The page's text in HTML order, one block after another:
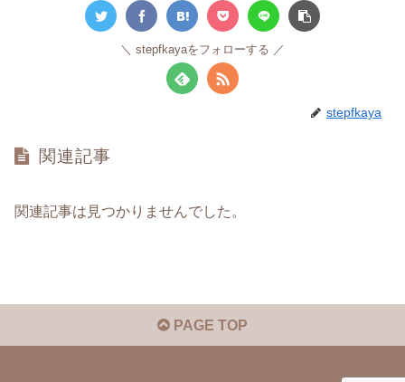
stepfkayaをフォローする
stepfkaya
関連記事
関連記事は見つかりませんでした。
PAGE TOP